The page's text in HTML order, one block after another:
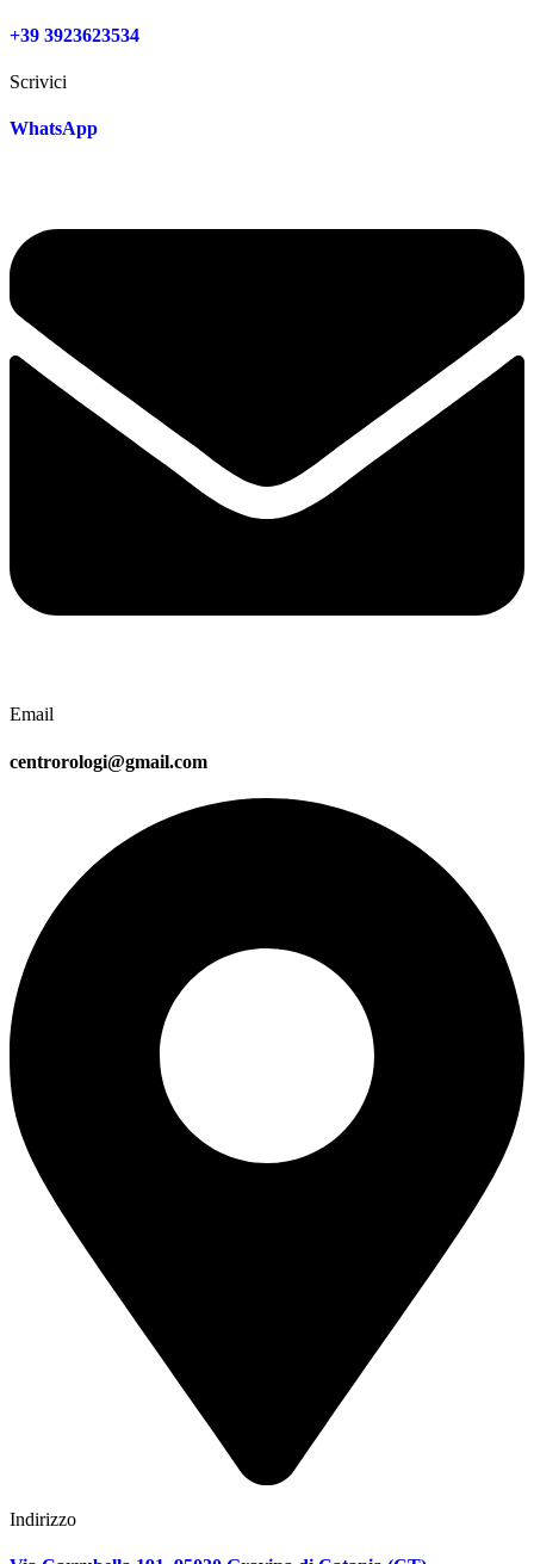
+39 3923623534
Scrivici
WhatsApp
Email
centrorologi@gmail.com
Indirizzo